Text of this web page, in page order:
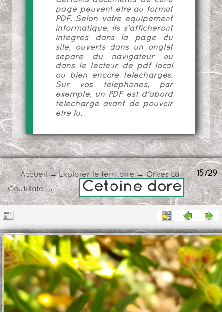
page peuvent être au format
PDF. Selon votre équipement
informatique, ils s'afficheront
intégrés dans la page du
site, ouverts dans un onglet
séparé du navigateur ou
dans le lecteur de pdf local
ou bien encore téléchargés.
Sur vos téléphones, par
exemple, un PDF est d'abord
téléchargé avant de pouvoir
être lu.
15/29
Accueil→Explorer le territoire→Orves La
Coutillate→ Cétoine doré